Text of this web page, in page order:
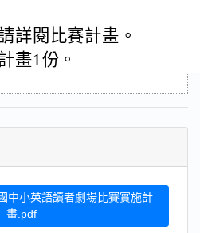
詳閱比賽計畫。
畫1份。
中小英語讀者劇場比賽實施計
畫.pdf